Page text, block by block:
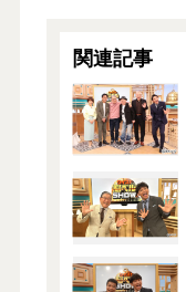
関連記事